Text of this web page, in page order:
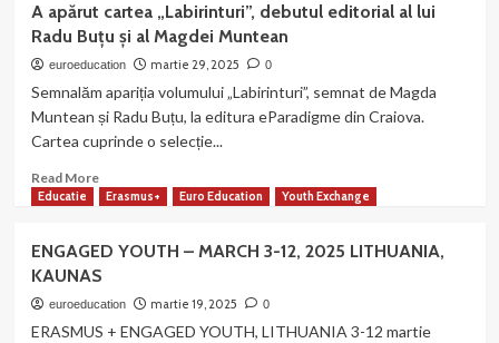
Dumitrache
își
încheie
mandatul
Ambasador
al
la
Euro
Federation
A apărut cartea „Labirinturi”, debutul editorial al lui
Radu Buțu şi al Magdei Muntean
euroeducation martie 29, 2025 0
Semnalăm apariția volumului „Labirinturi”, semnat de Magda
Muntean și Radu Buțu, la editura eParadigme din Craiova.
Cartea cuprinde o selecție...
Read MoreRead
more
apărut
cartea
„Labirinturi”,
debutul
Educatie Erasmus+ Euro Education Youth Exchange
ENGAGED YOUTH – MARCH 3-12, 2025 LITHUANIA,
KAUNAS
euroeducation martie 19, 2025 0
ERASMUS + ENGAGED YOUTH, LITHUANIA 3-12 martie